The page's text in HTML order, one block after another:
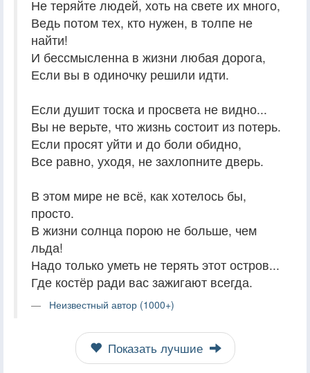
Не теряйте людей, хоть на свете их много,
Ведь потом тех, кто нужен, в толпе не
найти!
И бессмысленна в жизни любая дорога,
Если вы в одиночку решили идти.
Если душит тоска и просвета не видно...
Вы не верьте, что жизнь состоит из потерь.
Если просят уйти и до боли обидно,
Все равно, уходя, не захлопните дверь.
В этом мире не всё, как хотелось бы,
просто.
В жизни солнца порою не больше, чем
льда!
Надо только уметь не терять этот остров...
Где костёр ради вас зажигают всегда.
Неизвестный автор (1000+)
Показать лучшие